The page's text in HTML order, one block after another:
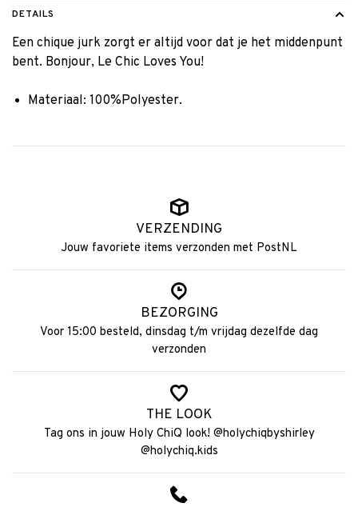
DETAILS
Een chique jurk zorgt er altijd voor dat je het middenpunt
bent. Bonjour, Le Chic Loves You!
Materiaal: 100%Polyester.
VERZENDING
Jouw favoriete items verzonden met PostNL
BEZORGING
Voor 15:00 besteld, dinsdag t/m vrijdag dezelfde dag
verzonden
THE LOOK
Tag ons in jouw Holy ChiQ look! @holychiqbyshirley
@holychiq.kids